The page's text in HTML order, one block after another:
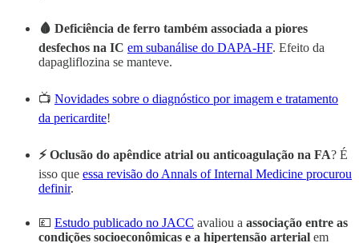
🩸 Deficiência de ferro também associada a piores
desfechos na IC em subanálise do DAPA-HF. Efeito da
dapagliflozina se manteve.
📺 Novidades sobre o diagnóstico por imagem e tratamento
da pericardite!
⚡️ Oclusão do apêndice atrial ou anticoagulação na FA? É
isso que essa revisão do Annals of Internal Medicine procurou
definir.
💷 Estudo publicado no JACC avaliou a associação entre as
condições socioeconômicas e a hipertensão arterial em